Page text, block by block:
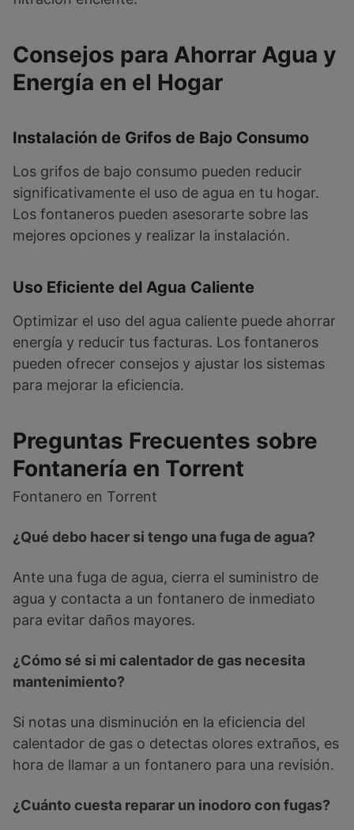
Consejos para Ahorrar Agua y
Energía en el Hogar
Instalación de Grifos de Bajo Consumo
Los grifos de bajo consumo pueden reducir
significativamente el uso de agua en tu hogar.
Los fontaneros pueden asesorarte sobre las
mejores opciones y realizar la instalación.
Uso Eficiente del Agua Caliente
Optimizar el uso del agua caliente puede ahorrar
energía y reducir tus facturas. Los fontaneros
pueden ofrecer consejos y ajustar los sistemas
para mejorar la eficiencia.
Preguntas Frecuentes sobre
Fontanería en Torrent
Fontanero en Torrent
¿Qué debo hacer si tengo una fuga de agua?
Ante una fuga de agua, cierra el suministro de
agua y contacta a un fontanero de inmediato
para evitar daños mayores.
¿Cómo sé si mi calentador de gas necesita
mantenimiento?
Si notas una disminución en la eficiencia del
calentador de gas o detectas olores extraños, es
hora de llamar a un fontanero para una revisión.
¿Cuánto cuesta reparar un inodoro con fugas?